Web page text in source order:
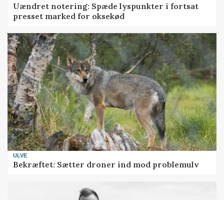
Uændret notering: Spæde lyspunkter i fortsat
presset marked for oksekød
ULVE
Bekræftet: Sætter droner ind mod problemulv